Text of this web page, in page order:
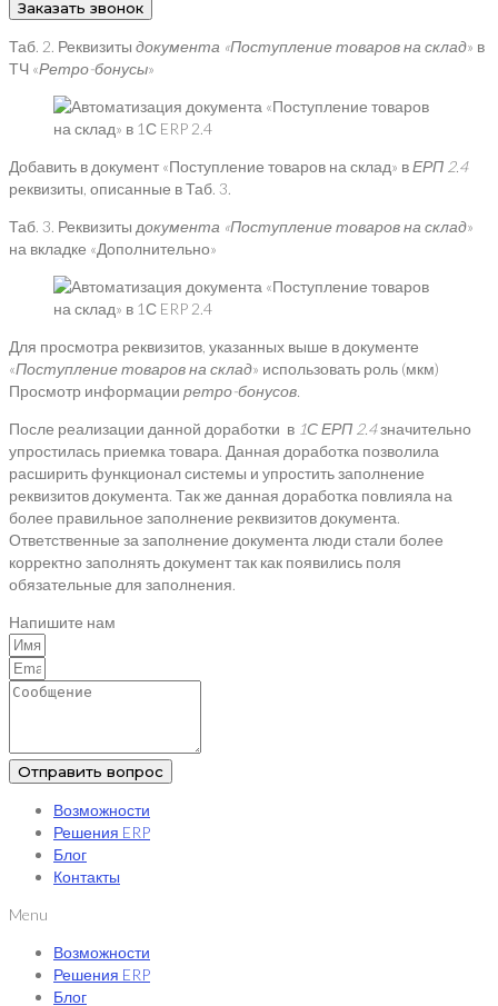
Заказать звонок
Таб. 2. Реквизиты документа «Поступление товаров на склад» в
ТЧ «Ретро-бонусы»
Добавить в документ «Поступление товаров на склад» вЕРП 2.4
реквизиты, описанные в Таб. 3.
Таб. 3. Реквизиты документа «Поступление товаров на склад»
на вкладке «Дополнительно»
Для просмотра реквизитов, указанных выше в документе
«Поступление товаров на склад» использовать роль (мкм)
Просмотр информации ретро-бонусов.
После реализации данной доработки в 1С ЕРП 2.4значительно
упростилась приемка товара. Данная доработка позволила
расширить функционал системы и упростить заполнение
реквизитов документа. Так же данная доработка повлияла на
более правильное заполнение реквизитов документа.
Ответственные за заполнение документа люди стали более
корректно заполнять документ так как появились поля
обязательные для заполнения.
Напишите нам
Отправить вопрос
Возможности
Решения ERP
Блог
Контакты
Menu
Возможности
Решения ERP
Блог